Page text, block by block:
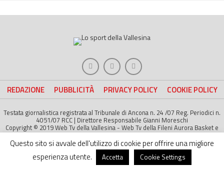
REDAZIONE PUBBLICITÀ PRIVACY POLICY COOKIE POLICY
Testata giornalistica registrata al Tribunale di Ancona n. 24 /07 Reg. Periodici n.
4051/07 RCC | Direttore Responsabile Gianni Moreschi
Copyright © 2019 Web Tv della Vallesina - Web Tv della Fileni Aurora Basket e
della Jesina Calcio. All right Reserved | Project byLife Color
Questo sito si avvale dell'utilizzo di cookie per offrire una migliore
esperienza utente.
Accetta Cookie Settings